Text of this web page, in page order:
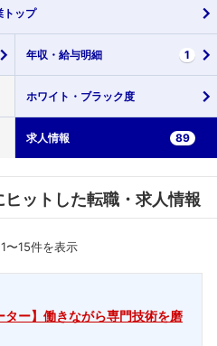
トップ
年収・ 給与明細 1
ホワイト・ ブラック度
求人情報 89
ヒットした転職・求人情報
〜15件を表示
ー】働きながら専門技術を磨